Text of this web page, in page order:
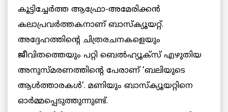
കൂട്ടിച്ചേര്‍ത്ത ആഫ്രോ-അമേരിക്കന്‍
കലാപ്രവര്‍ത്തകനാണ് ബാസ്‌ക്യൂയറ്റ്.
അദ്ദേഹത്തിന്റെ ചിത്രരചനകളെയും
ജീവിതത്തെയും പറ്റി ബെല്‍ഹ്യൂക്‌സ് എഴുതിയ
അനുസ്മരണത്തിന്റെ പേരാണ് ‘ബലിയുടെ
ആള്‍ത്താരകള്‍’. മണിയും ബാസ്‌ക്യൂയറ്റിനെ
ഓര്‍മ്മപ്പെടുത്തുന്നുണ്ട്.